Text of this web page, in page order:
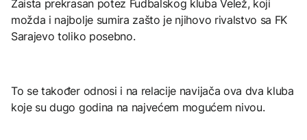
Zaista prekrasan potez Fudbalskog kluba Velež, koji
možda i najbolje sumira zašto je njihovo rivalstvo sa FK
Sarajevo toliko posebno.
To se također odnosi i na relacije navijača ova dva kluba
koje su dugo godina na najvećem mogućem nivou.